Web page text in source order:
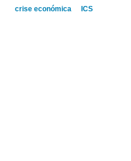
crise económica ICS